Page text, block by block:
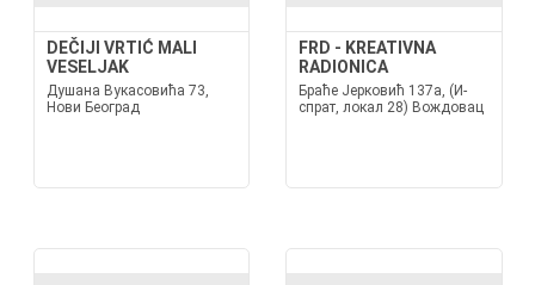
DEČIJI VRTIĆ MALI
VESELJAK
Душана Вукасовића 73,
Нови Београд
FRD - KREATIVNA
RADIONICA
Браће Јерковић 137а, (И-
спрат, локал 28) Вождовац